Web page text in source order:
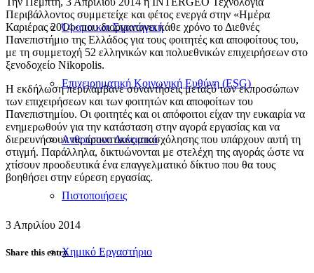
Όραμα και Στρατηγική
Επιχειρηματική Κοινωνική Ευθύνη (ESG)
Ανθρώπινο Δυναμικό
Πιστοποιήσεις
Χημικό Εργαστήριο
Περιβάλλοντος συμμετείχε και φέτος ενεργά στην «Ημέρα
Καριέρας 2014» που διοργανώνει κάθε χρόνο το Διεθνές
Πανεπιστήμιο της Ελλάδος για τους φοιτητές και αποφοίτους του,
με τη συμμετοχή 52 ελληνικών και πολυεθνικών επιχειρήσεων στο
ξενοδοχείο Nikopolis.
Η εκδήλωση περιλάμβανε συναντήσεις μεταξύ των εκπροσώπων
των επιχειρήσεων και των φοιτητών και αποφοίτων του
Πανεπιστημίου. Οι φοιτητές και οι απόφοιτοι είχαν την ευκαιρία να
ενημερωθούν για την κατάσταση στην αγορά εργασίας και να
διερευνήσουν τις προοπτικές απασχόλησης που υπάρχουν αυτή τη
στιγμή. Παράλληλα, δικτυώνονται με στελέχη της αγοράς ώστε να
χτίσουν προοδευτικά ένα επαγγελματικό δίκτυο που θα τους
βοηθήσει στην εύρεση εργασίας.
3 Απριλίου 2014
Share this entry